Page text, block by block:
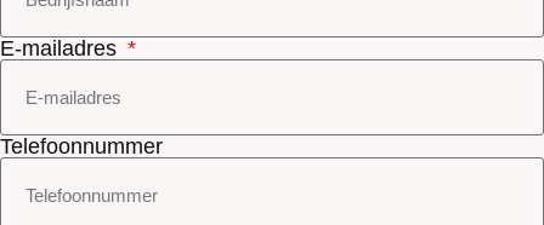
E-mailadres
Telefoonnummer